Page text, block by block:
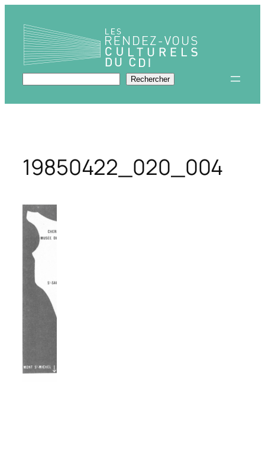
contenu
Rechercher Rechercher
19850422_020_004